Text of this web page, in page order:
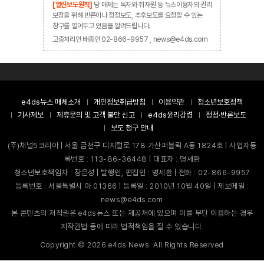
[열린보도원칙] 당 매체는 독자와 취재원 등 뉴스이용자의 권리
보장을 위해 반론이나 정정보도, 추후보도를 요청할 수 있는
창구를 열어두고 있음을 알려드립니다.
고충처리인 배종인 02-866-9957 , news@e4ds.com
e4ds뉴스 매체소개 개인정보취급방침 이용약관
청소년보호정책
기사제보
제휴문의 및 고객 불만 신고 e4ds윤리강령
정정·반론보도
보도 청구 안내
(주)채널5코리아 | 서울 금천구 디지털로 178 가산퍼블릭 A동 1824호 | 사업자등
록번호 : 113-86-36448 | 대표자 : 명세환
청소년보호책임자 : 장은성 | 발행인, 편집인 : 명세환 | 전화 : 02-866-9957
등록번호 : 서울특별시 아 01366 | 등록일 : 2010년 10월 40일 | 제보메일 :
news@e4ds.com
본 콘텐츠의 저작권은 e4ds뉴스 또는 제공처에 있으며 이를 무단 이용하는 경우
저작권법 등에 따라 법적책임을 질 수 있습니다.
Copyright ©2026 e4ds News. All Rights Reserved